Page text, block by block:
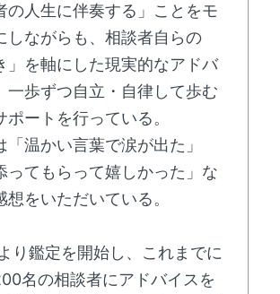
の人生に伴奏する」ことをモ
しながらも、相談者自らの
」を軸にした現実的なアドバ
一歩ずつ自立・自律して歩む
ポートを行っている。
「温かい言葉で涙が出た」
ってもらって嬉しかった」な
想をいただいている。
り鑑定を開始し、これまでに
名の相談者にアドバイスを